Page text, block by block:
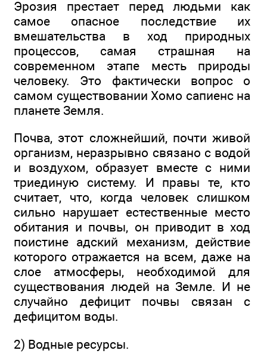
Эрозия престает перед людьми как
самое опасное последствие их
вмешательства в ход природных
процессов, самая страшная на
современном этапе месть природы
человеку. Это фактически вопрос о
самом существовании Хомо сапиенс на
планете Земля.
Почва, этот сложнейший, почти живой
организм, неразрывно связано с водой
и воздухом, образует вместе с ними
триединую систему. И правы те, кто
считает, что, когда человек слишком
сильно нарушает естественные место
обитания и почвы, он приводит в ход
поистине адский механизм, действие
которого отражается на всем, даже на
слое атмосферы, необходимой для
существования людей на Земле. И не
случайно дефицит почвы связан с
дефицитом воды.
2) Водные ресурсы.